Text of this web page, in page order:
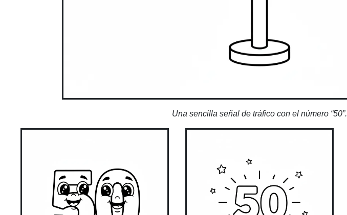
Una sencilla señal de tráfico con el número “50”.